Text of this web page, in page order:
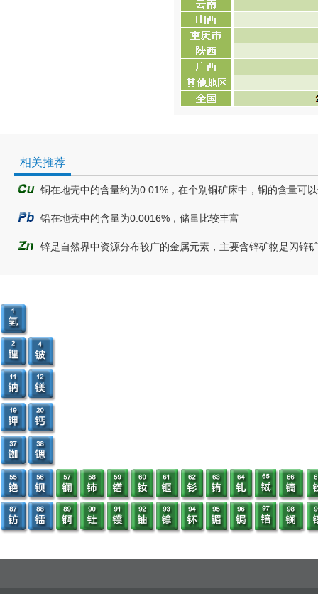
相关推荐
铜在地壳中的含量约为0.01%，在个别铜矿床中，铜的含量可
铅在地壳中的含量为0.0016%，储量比较丰富
锌是自然界中资源分布较广的金属元素，主要含锌矿物是闪锌矿